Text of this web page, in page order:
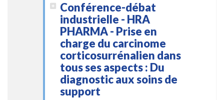
Conférence-débat
industrielle - HRA
PHARMA - Prise en
charge du carcinome
corticosurrénalien dans
tous ses aspects : Du
diagnostic aux soins de
support